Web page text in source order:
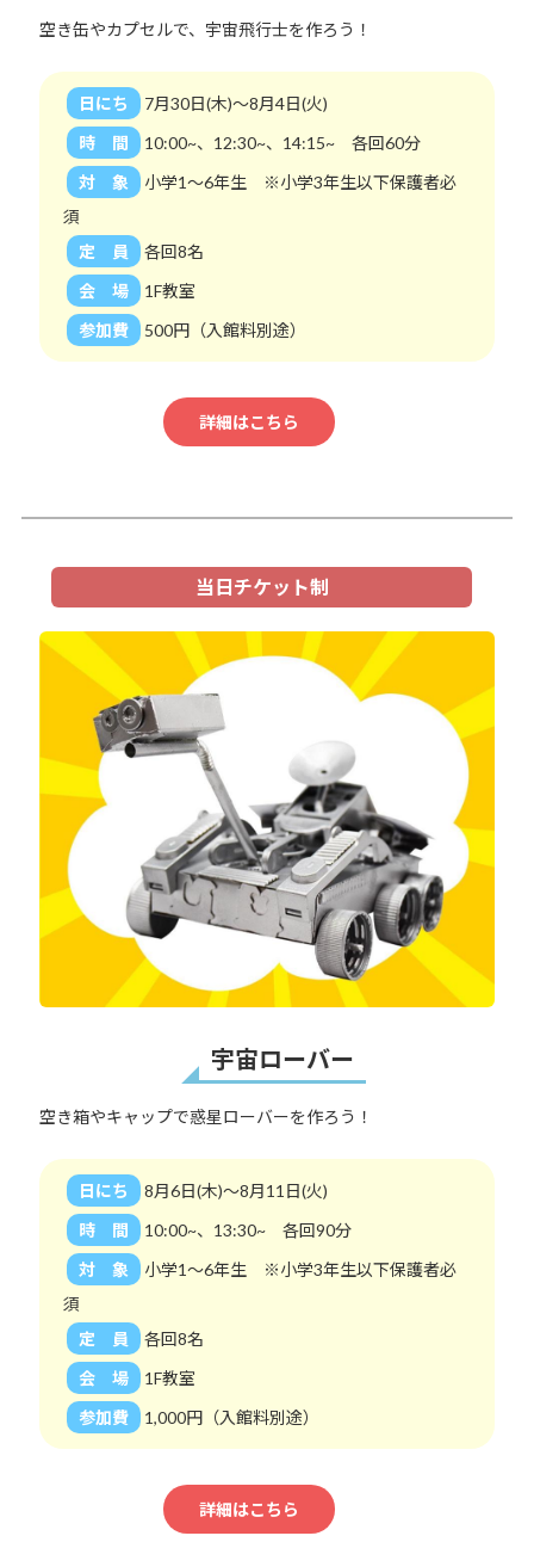
空き缶やカプセルで、宇宙飛行士を作ろう！
日にち
7月30日(木)～8月4日(火)
時 間
10:00~、12:30~、14:15~ 各回60分
対 象
小学1～6年生 ※小学3年生以下保護者必
須
定 員
各回8名
会 場
1F教室
参加費
500円（入館料別途）
詳細はこちら
当日チケット制
宇宙ローバー
空き箱やキャップで惑星ローバーを作ろう！
日にち
8月6日(木)～8月11日(火)
時 間
10:00~、13:30~ 各回90分
対 象
小学1～6年生 ※小学3年生以下保護者必
須
定 員
各回8名
会 場
1F教室
参加費
1,000円（入館料別途）
詳細はこちら